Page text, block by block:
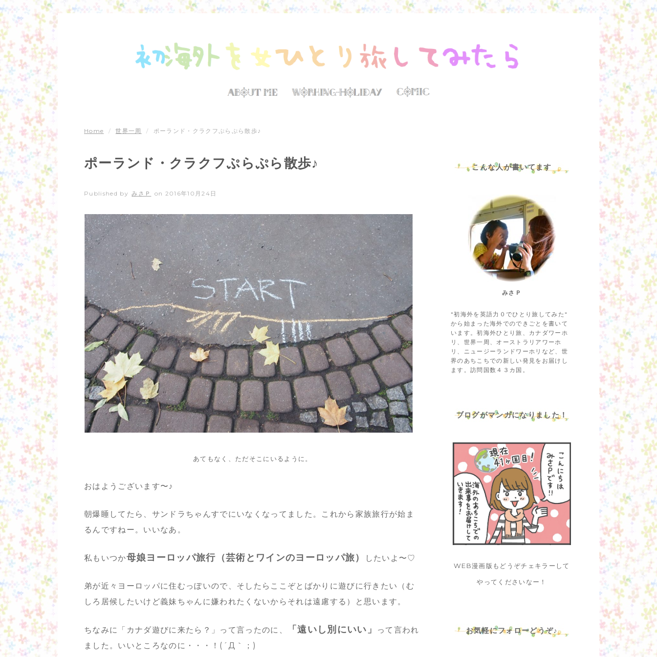
Home / 世界一周 / ポーランド・クラクフぷらぷら散歩♪
ポーランド・クラクフぷらぷら散歩♪
Published by みさＰ on 2016年10月24日
あてもなく、ただそこにいるように。
おはようございます〜♪
朝爆睡してたら、サンドラちゃんすでにいなくなってました。これから家族旅行が始ま
るんですねー。いいなあ。
私もいつか母娘ヨーロッパ旅行（芸術とワインのヨーロッパ旅） したいよ〜♡
弟が近々ヨーロッパに住むっぽいので、そしたらここぞとばかりに遊びに行きたい（む
しろ居候したいけど義妹ちゃんに嫌われたくないからそれは遠慮する）と思います。
ちなみに「カナダ遊びに来たら？」って言ったのに、 「遠いし別にいい」
って言われ
ました。いいところなのに・・・！(´Д｀；)
こんな人が書いてます
みさＰ
"初海外を英語力０でひとり旅してみた"
から始まった海外でのできごとを書いて
います。初海外ひとり旅、カナダワーホ
リ、世界一周、オーストラリアワーホ
リ、ニュージーランドワーホリなど、世
界のあちこちでの新しい発見をお届けし
ます。訪問国数４３カ国。
ブログがマンガになりました！
WEB漫画版もどうぞチェキラーして
やってくださいなー！
お気軽にフォローどうぞ♪